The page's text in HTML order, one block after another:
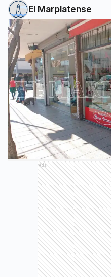
El Marplatense
Ads